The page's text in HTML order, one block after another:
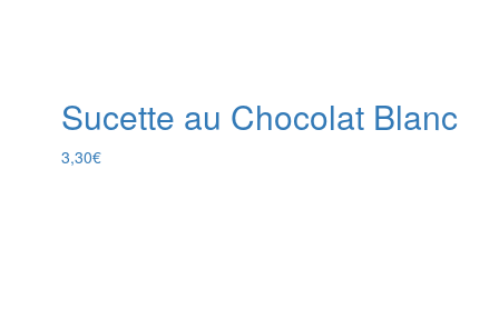
Sucette au Chocolat Blanc
3,30€